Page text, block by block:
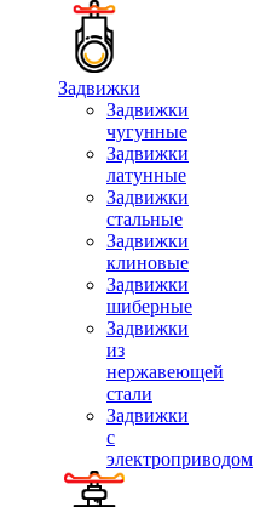
Задвижки
Задвижки
чугунные
Задвижки
латунные
Задвижки
стальные
Задвижки
клиновые
Задвижки
шиберные
Задвижки
из
нержавеющей
стали
Задвижки
с
электроприводом